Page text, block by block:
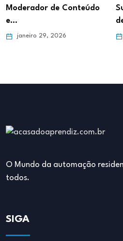
Moderador de Conteúdo
e…
janeiro 29, 2026
O Mundo da automação
todos.
SIGA